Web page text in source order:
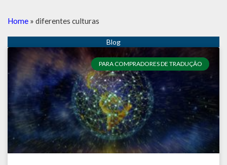
Home » diferentes culturas
PARA COMPRADORES DE TRADUÇÃO